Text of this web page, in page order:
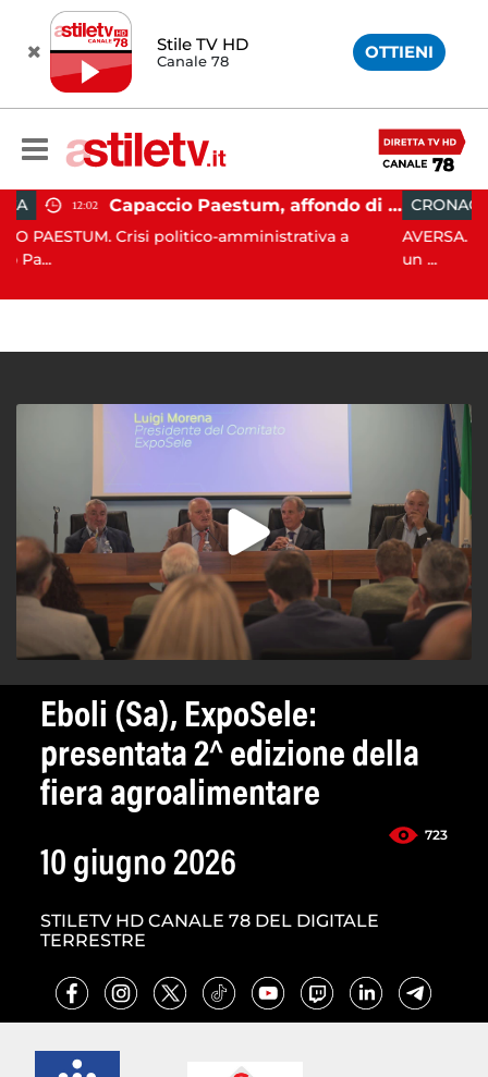
Stile TV HD
Canale 78 OTTIENI
Capaccio Paestum, affondo di Forza Italia: "Paolino è arrivato al capolinea"
politico-amministrativa a
CRONACA 11:54
AVERSA. I Carabinieri
Eboli (Sa), ExpoSele:
presentata 2^ edizione della
fiera agroalimentare
723
10 giugno 2026
STILETV HD CANALE 78 DEL DIGITALE
TERRESTRE